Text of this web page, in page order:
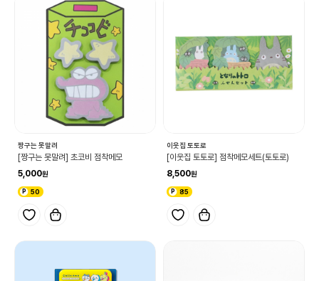
짱구는 못말려
[짱구는 못말려] 초코비 점착메모
5,000
50
이웃집 토토로
[이웃집 토토로] 점착메모세트(토토로)
8,500
85